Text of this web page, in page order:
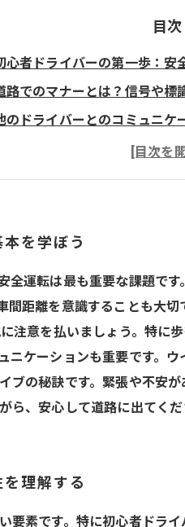
目次
心者ドライバーの第一歩：安
路でのマナーとは？信号や標
のドライバーとのコミュニケ
事故を未然に防ぐための心得：
心者ドライバーに必要な心構
転技術とマナーを兼ね備えて
を学ぼう
全運転は最も重要な課題で
距離を意識することも大
注意を払いましょう。特
ニケーションも重要です。
ブの秘訣です。緊張や不安
ら、安心して道路に出てくだ
理解する
要素です。特に初心者ドラ